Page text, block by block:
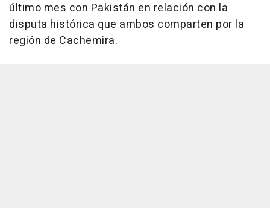
último mes con Pakistán en relación con la
disputa histórica que ambos comparten por la
región de Cachemira.